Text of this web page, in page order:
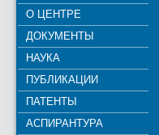
О ЦЕНТРЕ
ДОКУМЕНТЫ
НАУКА
ПУБЛИКАЦИИ
ПАТЕНТЫ
АСПИРАНТУРА